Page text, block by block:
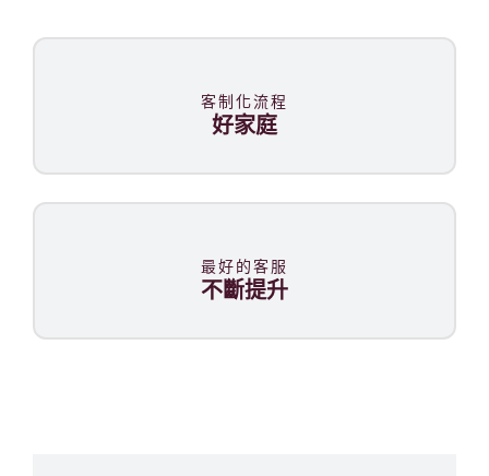
客制化流程
好家庭
最好的客服
不斷提升